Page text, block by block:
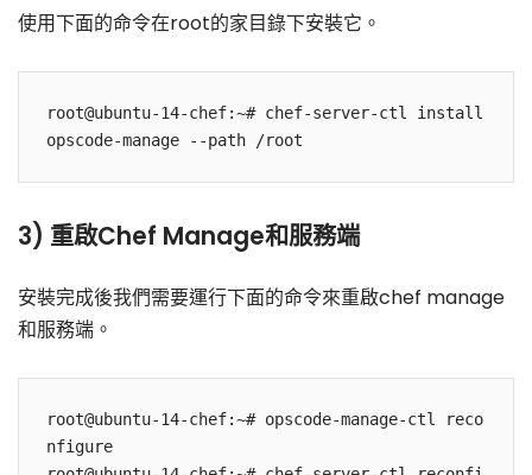
使用下面的命令在root的家目錄下安裝它。
root@ubuntu-14-chef:~# chef-server-ctl install
3) 重啟Chef Manage和服務端
安裝完成後我們需要運行下面的命令來重啟chef manage
和服務端。
root@ubuntu-14-chef:~# opscode-manage-ctl reco
nfigure